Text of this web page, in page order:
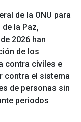
de la ONU para
la Paz,
2026 han
de los
contra civiles e
contra el sistema
de personas sin
periodos